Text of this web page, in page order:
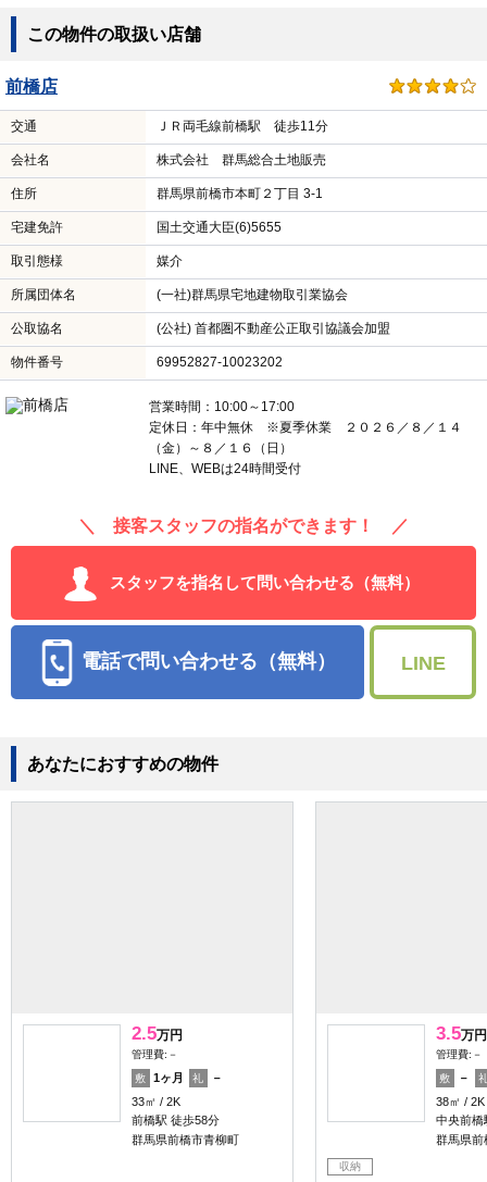
この物件の取扱い店舗
前橋店
交通 ＪＲ両毛線前橋駅 徒歩11分
会社名 株式会社 群馬総合土地販売
住所 群馬県前橋市本町２丁目 3-1
宅建免許 国土交通大臣(6)5655
取引態様 媒介
所属団体名 (一社)群馬県宅地建物取引業協会
公取協名 (公社) 首都圏不動産公正取引協議会加盟
物件番号 69952827-10023202
営業時間：10:00～17:00
定休日：年中無休 ※夏季休業 ２０２６／８／１４
（金）～８／１６（日）
LINE、WEBは24時間受付
＼ 接客スタッフの指名ができます！ ／
スタッフを指名して問い合わせる（無料）
電話で問い合わせる（無料） LINE
あなたにおすすめの物件
2.5万円
管理費:－
敷 1ヶ月 礼
－
33㎡
2K
前橋駅 徒歩58分
群馬県前橋市青柳町
3.5万円
管理費:－
敷 －
38㎡
2K
中央前橋
群馬県前
収納